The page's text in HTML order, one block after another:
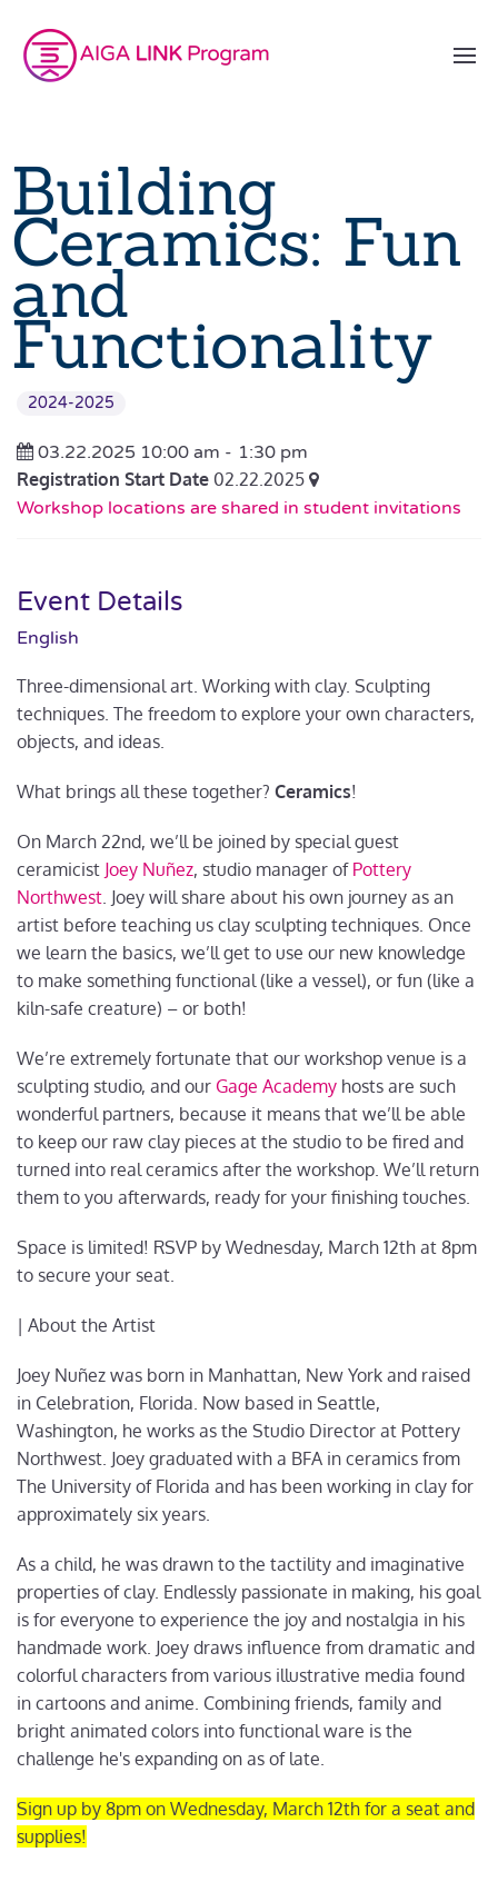
Building
Ceramics: Fun
and
Functionality
2024-2025
03.22.2025 10:00 am - 1:30 pm
Registration Start Date 02.22.2025
Workshop locations are shared in student invitations
Event Details
English
Three-dimensional art. Working with clay. Sculpting
techniques. The freedom to explore your own characters,
objects, and ideas.
What brings all these together? Ceramics!
On March 22nd, we’ll be joined by special guest
ceramicist Joey Nuñez, studio manager of Pottery
Northwest. Joey will share about his own journey as an
artist before teaching us clay sculpting techniques. Once
we learn the basics, we’ll get to use our new knowledge
to make something functional (like a vessel), or fun (like a
kiln-safe creature) – or both!
We’re extremely fortunate that our workshop venue is a
sculpting studio, and our Gage Academy hosts are such
wonderful partners, because it means that we’ll be able
to keep our raw clay pieces at the studio to be fired and
turned into real ceramics after the workshop. We’ll return
them to you afterwards, ready for your finishing touches.
Space is limited! RSVP by Wednesday, March 12th at 8pm
to secure your seat.
| About the Artist
Joey Nuñez was born in Manhattan, New York and raised
in Celebration, Florida. Now based in Seattle,
Washington, he works as the Studio Director at Pottery
Northwest. Joey graduated with a BFA in ceramics from
The University of Florida and has been working in clay for
approximately six years.
As a child, he was drawn to the tactility and imaginative
properties of clay. Endlessly passionate in making, his goal
is for everyone to experience the joy and nostalgia in his
handmade work. Joey draws influence from dramatic and
colorful characters from various illustrative media found
in cartoons and anime. Combining friends, family and
bright animated colors into functional ware is the
challenge he's expanding on as of late.
Sign up by 8pm on Wednesday, March 12th for a seat and
supplies!